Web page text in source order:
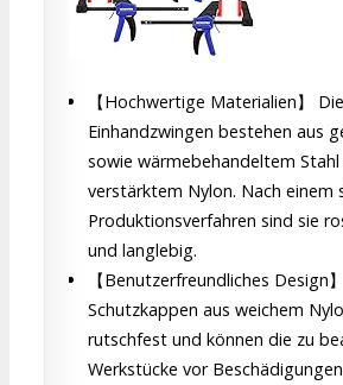
【Hochwertige Materialien】 Die
Einhandzwingen bestehen aus
sowie wärmebehandeltem Stahl
verstärktem Nylon. Nach einem
Produktionsverfahren sind sie
und langlebig.
【Benutzerfreundliches Design
Schutzkappen aus weichem
rutschfest und können die zu
Werkstücke vor